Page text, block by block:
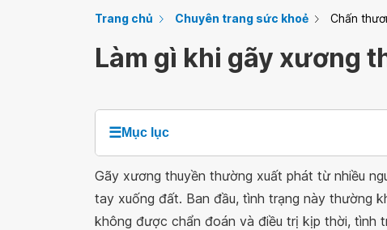
Trang chủ Chuyên trang sức khoẻ Chấn
Làm gì khi gãy xương
☰Mục lục
Gãy xương thuyền thường xuất phát từ nhiều
tay xuống đất. Ban đầu, tình trạng này thường
không được chẩn đoán và điều trị kịp thời, tình